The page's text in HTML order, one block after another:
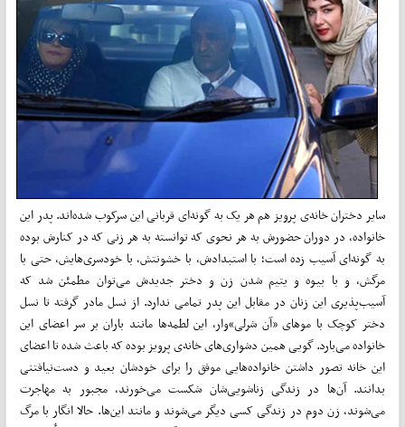
سایر دختران خانه‌ی پرویز هم هر یک به گونه‌ای قربانی این سرکوب شده‌اند. پدر این
خانواده، در دوران حضورش به هر نحوی که توانسته به هر زنی که در کنارش بوده
به گونه‌ای آسیب زده است؛ با استبدادش، با خشونتش، با خودسری‌هایش، حتی با
مرگش، و با بیوه و یتیم شدن زن و دختر جدیدش می‌توان مطمئن شد که
آسیب‌پذیری این زنان در مقابل این پدر تمامی ندارد. از نسل مادر گرفته تا نسل
دختر کوچک با موهای «آن شرلی»‌وار، این لطمه‌ها مانند باران بر سر اعضای این
خانواده می‌بارد. گویی همین دشواری‌های خانه‌ی پرویز بوده که باعث شده تا اعضای
این خانه تصور داشتن خانواده‌هایی موفق را برای خودشان بعید و دست‌نیافتنی
بدانند. آن‌ها در زندگی زناشویی‌شان شکست می‌خورند، مجبور به مهاجرت
می‌شوند، زن دوم در زندگی کسی دیگر می‌شوند و مانند این‌ها. حالا انگار با مرگ